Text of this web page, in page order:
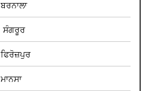
ਬਰਨਾਲਾ
ਸੰਗਰੂਰ
ਫਿਰੋਜ਼ਪੁਰ
ਮਾਨਸਾ